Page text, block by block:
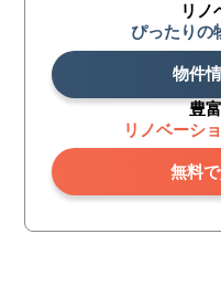
リノ
ぴったりの
物件
豊
リノベーシ
無料